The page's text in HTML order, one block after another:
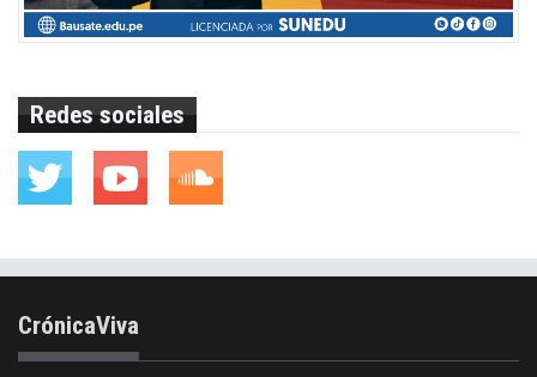
Redes sociales
CrónicaViva